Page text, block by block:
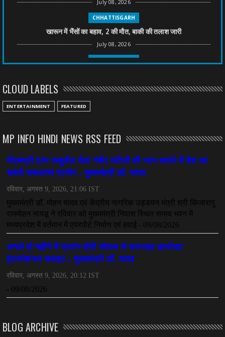
July 08, 2026
CHHATTISGARH
खारून में भैंसों का बहाव, 2 की मौत, बाकी की तलाश जारी
July 08, 2026
CHHATTISGARH
July 08, 2026
CHHATTISGARH
महादेव ऐप केस में बड़ा एक्शन, सौरभ चंद्राकर हिरासत में
July 08, 2026
CHHATTISGARH
तीजन बाई को याद करेगा छत्तीसगढ़ का लोक कला जगत
July 07, 2026
CLOUD LABELS
ENTERTAINMENT FEATURED
MP INFO HINDI NEWS RSS FEED
BLOG ARCHIVE